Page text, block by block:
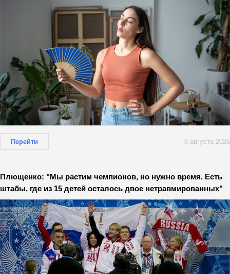
Перейти 6 августа 2026
Плющенко: "Мы растим чемпионов, но нужно время. Есть
штабы, где из 15 детей осталось двое нетравмированных"